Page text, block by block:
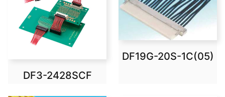
DF3-2428SCF
DF19G-20S-1C(05)